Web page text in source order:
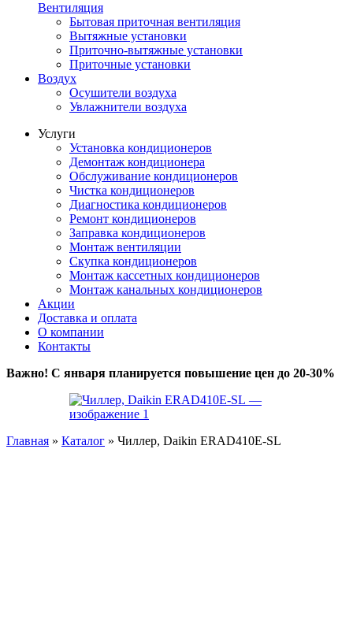
Вентиляция
Бытовая приточная вентиляция
Вытяжные установки
Приточно-вытяжные установки
Приточные установки
Воздух
Осушители воздуха
Увлажнители воздуха
Услуги
Установка кондиционеров
Демонтаж кондиционера
Обслуживание кондиционеров
Чистка кондиционеров
Диагностика кондиционеров
Ремонт кондиционеров
Заправка кондиционеров
Монтаж вентиляции
Скупка кондиционеров
Монтаж кассетных кондиционеров
Монтаж канальных кондиционеров
Акции
Доставка и оплата
О компании
Контакты
Важно! С января планируется повышение цен до 20-30%
Главная » Каталог » Чиллер, Daikin ERAD410E-SL